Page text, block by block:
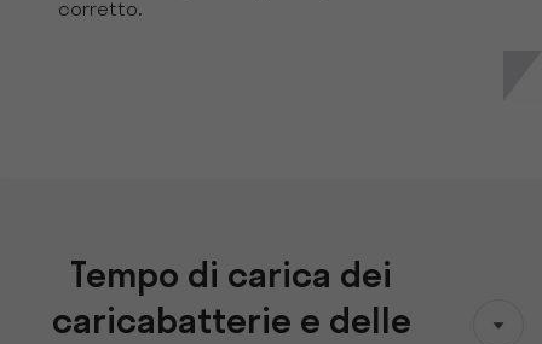
corretto.
Tempo di carica dei
caricabatterie e delle